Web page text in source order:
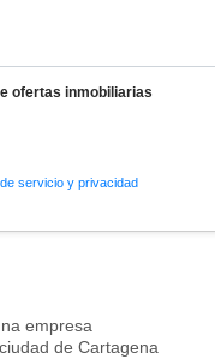
ofertas inmobiliarias
servicio y privacidad
empresa
de Cartagena